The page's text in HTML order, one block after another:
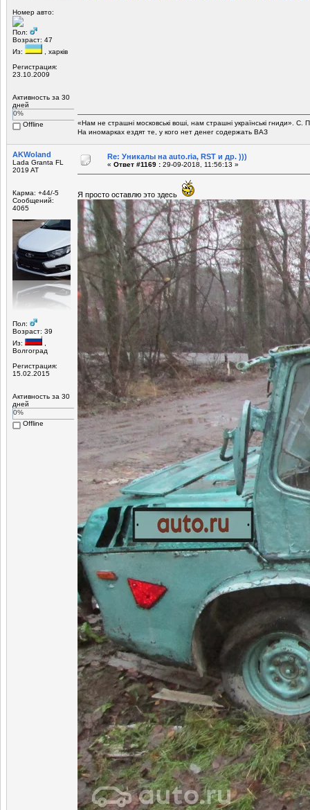
Номер авто:
Пол:
Возраст: 47
Из:
, харків
Регистрация:
23.10.2009
Активность за 30
дней
0%
Offline
«Нам не страшні московські воші, нам страшні українські гниди». C.
На иномарках ездят те, у кого нет денег содержать ВАЗ
AKWoland
Lada Granta FL
2019 AT
Карма: +44/-5
Сообщений:
4065
Пол:
Возраст: 39
Из:
Волгоград
Регистрация:
15.02.2015
Активность за 30
дней
0%
Offline
Re: Уникалы на auto.ria, RST и др. )))
« Ответ #1169 : 29-09-2018, 11:56:13 »
Я просто оставлю это здесь